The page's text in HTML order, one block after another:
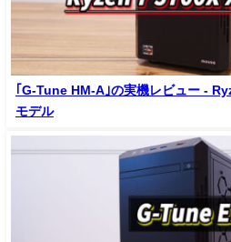
｢G-Tune HM-A｣の実機レビュー -
モデル